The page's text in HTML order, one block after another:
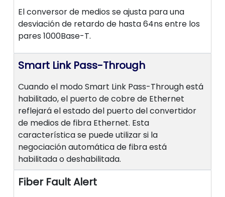
El conversor de medios se ajusta para una
desviación de retardo de hasta 64ns entre los
pares 1000Base-T.
Smart Link Pass-Through
Cuando el modo Smart Link Pass-Through está
habilitado, el puerto de cobre de Ethernet
reflejará el estado del puerto del convertidor
de medios de fibra Ethernet. Esta
característica se puede utilizar si la
negociación automática de fibra está
habilitada o deshabilitada.
Fiber Fault Alert